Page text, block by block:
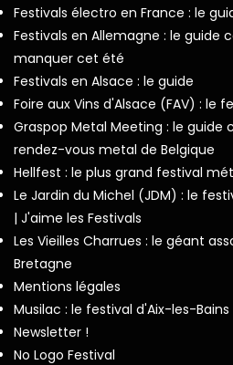
Festivals électro en France : le
Festivals en Allemagne : le guide
manquer cet été
Festivals en Alsace : le guide
Foire aux Vins d'Alsace (FAV) : le
Graspop Metal Meeting : le guide
rendez-vous metal de Belgique
Hellfest : le plus grand festival
Le Jardin du Michel (JDM) : le
| J'aime les Festivals
Les Vieilles Charrues : le géant
Bretagne
Mentions légales
Musilac : le festival d'Aix-les-Bains
Newsletter !
No Logo Festival